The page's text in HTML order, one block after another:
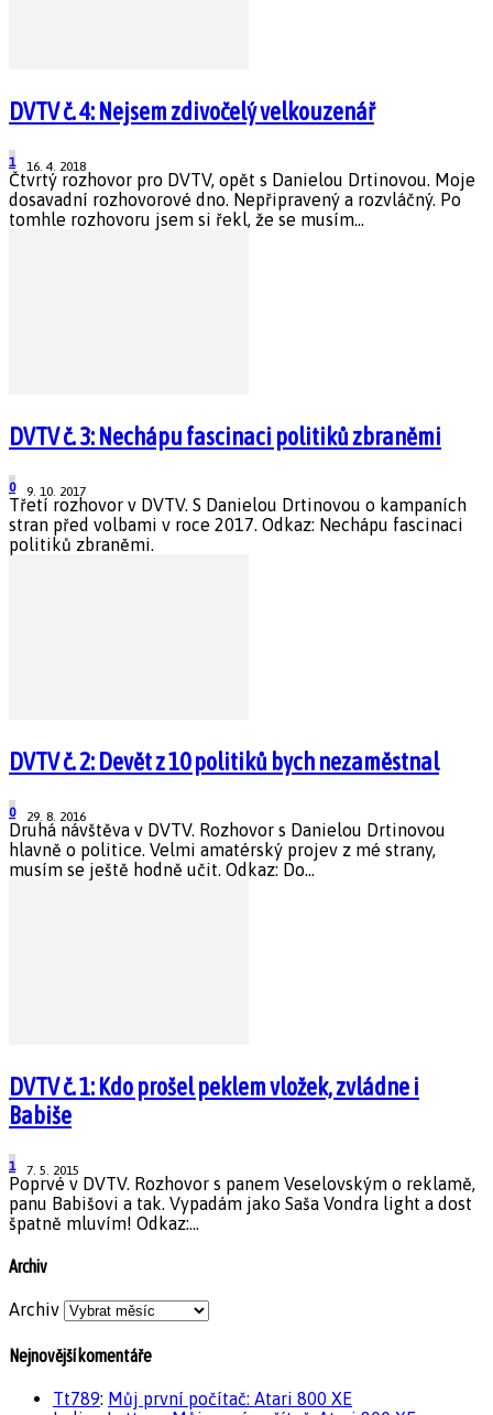
DVTV č. 4: Nejsem zdivočelý velkouzenář
16. 4. 2018
1
Čtvrtý rozhovor pro DVTV, opět s Danielou Drtinovou. Moje
dosavadní rozhovorové dno. Nepřipravený a rozvláčný. Po
tomhle rozhovoru jsem si řekl, že se musím...
DVTV č. 3: Nechápu fascinaci politiků zbraněmi
9. 10. 2017
0
Třetí rozhovor v DVTV. S Danielou Drtinovou o kampaních
stran před volbami v roce 2017. Odkaz: Nechápu fascinaci
politiků zbraněmi.
DVTV č. 2: Devět z 10 politiků bych nezaměstnal
29. 8. 2016
0
Druhá návštěva v DVTV. Rozhovor s Danielou Drtinovou
hlavně o politice. Velmi amatérský projev z mé strany,
musím se ještě hodně učit. Odkaz: Do...
DVTV č. 1: Kdo prošel peklem vložek, zvládne i
Babiše
7. 5. 2015
1
Poprvé v DVTV. Rozhovor s panem Veselovským o reklamě,
panu Babišovi a tak. Vypadám jako Saša Vondra light a dost
špatně mluvím! Odkaz:...
Archiv
Archiv
Nejnovější komentáře
Tt789: Můj první počítač: Atari 800 XE